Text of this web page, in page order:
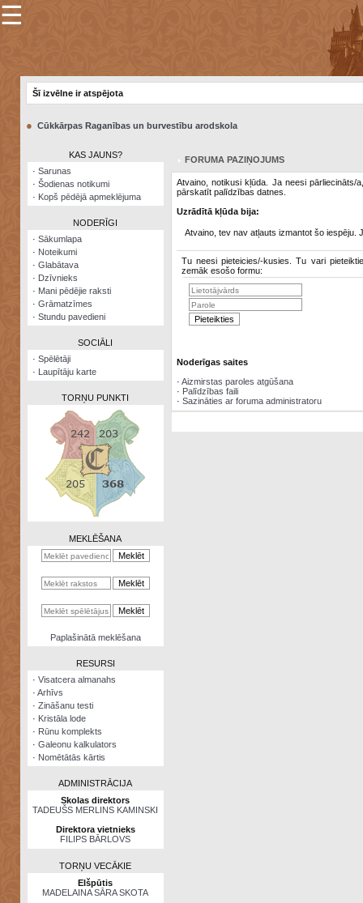
×
Šodienas
notikumi
Visatcera
almanahs
Arhīvs
Zināšanu
kalkulators
Nomētātās
☰
Šī izvēlne ir atspējota
● Cūkkārpas Raganības un burvestību arodskola
KAS JAUNS?
· Sarunas
· Šodienas notikumi
· Kopš pēdējā apmeklējuma
NODERĪGI
· Sākumlapa
· Noteikumi
· Glabātava
· Dzīvnieks
· Mani pēdējie raksti
· Grāmatzīmes
· Stundu pavedieni
SOCIĀLI
· Spēlētāji
· Laupītāju karte
TORŅU PUNKTI
MEKLĒŠANA
Paplašinātā meklēšana
RESURSI
· Visatcera almanahs
· Arhīvs
· Zināšanu testi
· Kristāla lode
· Rūnu komplekts
· Galeonu kalkulators
· Nomētātās kārtis
ADMINISTRĀCIJA
Skolas direktors
TADEUŠS MERLINS KAMINSKI
Direktora vietnieks
FILIPS BĀRLOVS
TORŅU VECĀKIE
Elšpūtis
MADELAINA SĀRA SKOTA
FORUMA PAZIŅOJUMS
Atvaino, notikusi kļūda. Ja neesi pārliecināts/
pārskatīt palīdzības datnes.
Uzrādītā kļūda bija:
Atvaino, tev nav atļauts izmantot šo iespēju.
Tu neesi pieteicies/-kusies. Tu vari
zemāk esošo formu:
Noderīgas saites
· Aizmirstas paroles atgūšana
· Palīdzības faili
· Sazināties ar foruma administratoru